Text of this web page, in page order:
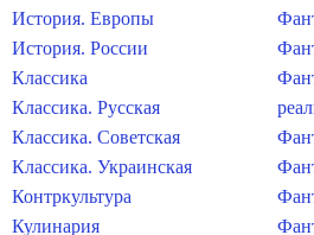
История. Европы
История. России
Классика
Классика. Русская
Классика. Советская
Классика. Украинская
Контркультура
Кулинария